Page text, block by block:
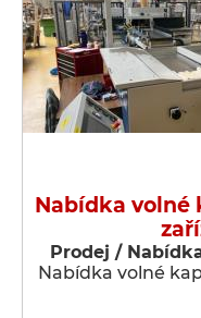
Nabídka volné
Prodej /
Nabídka volné